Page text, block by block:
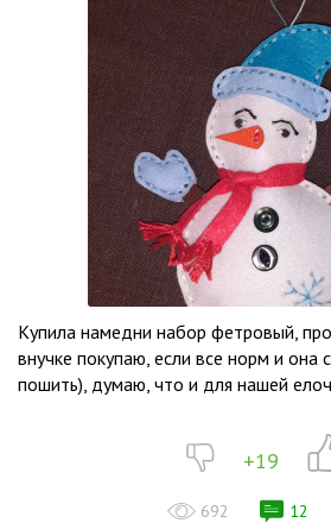
Купила намедни набор фетровый,
внучке покупаю, если все норм и она
пошить), думаю, что и для нашей
+19
692 12